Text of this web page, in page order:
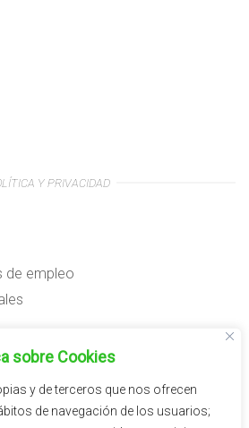
sobre Cookies
y de terceros que nos ofrecen
de navegación de los usuarios;
Y PRIVACIDAD
de empleo